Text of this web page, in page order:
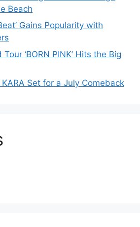
Beach
Gains Popularity with
Tour ‘BORN PINK’ Hits the Big
Set for a July Comeback